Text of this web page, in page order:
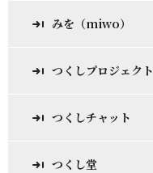
みを（miwo）
つくしプロジェクト
つくしチャット
つくし堂